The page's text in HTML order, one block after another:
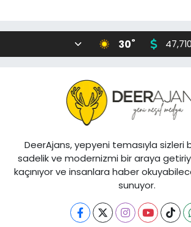
30°
DeerAjans, yepyeni temasıyla sizleri
sadelik ve modernizmi bir araya
kaçınıyor ve insanlara haber
sunuyor.